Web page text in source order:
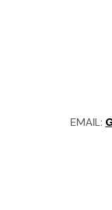
EMAIL: